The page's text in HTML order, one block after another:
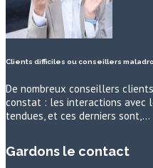
Clients difficiles ou conseillers
De nombreux conseillers
constat : les interactions avec
tendues, et ces derniers sont,…
Gardons le contact